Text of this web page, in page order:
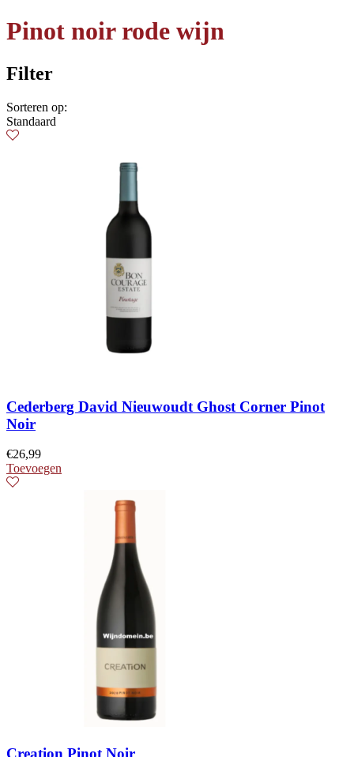
Pinot noir rode wijn
Filter
Sorteren op:
Standaard
Cederberg David Nieuwoudt Ghost Corner Pinot
Noir
€26,99
Toevoegen
Creation Pinot Noir